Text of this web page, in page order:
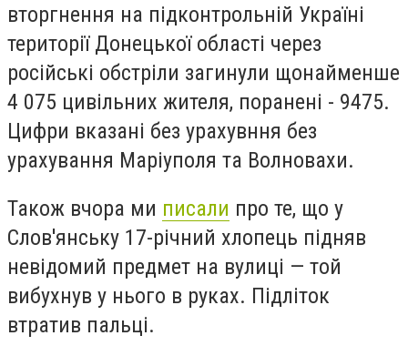
вторгнення на підконтрольній Україні
території Донецької області через
російські обстріли загинули щонайменше
4 075 цивільних жителя, поранені - 9475.
Цифри вказані без урахувння без
урахування Маріуполя та Волновахи.
Також вчора ми писали про те, що у
Слов'янську 17-річний хлопець підняв
невідомий предмет на вулиці — той
вибухнув у нього в руках. Підліток
втратив пальці.